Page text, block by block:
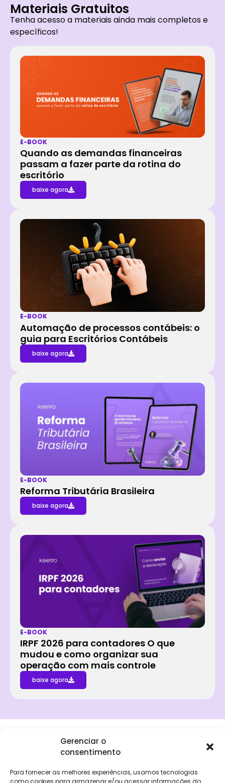
Gerenciar o
consentimento
Para fornecer as melhores experiências, usamos tecnologias
como cookies para armazenar e/ou acessar informações do
Materiais Gratuitos
Tenha acesso a materiais ainda mais completos e
específicos!
E-BOOK
Quando as demandas financeiras
passam a fazer parte da rotina do
escritório
baixe agora
E-BOOK
Automação de processos contábeis: o
guia para Escritórios Contábeis
baixe agora
E-BOOK
Reforma Tributária Brasileira
baixe agora
E-BOOK
IRPF 2026 para contadores O que
mudou e como organizar sua
operação com mais controle
baixe agora
Institucional
Trabalhe
Clientes
Login
Eventos
Contábeis
Holos
Soluções